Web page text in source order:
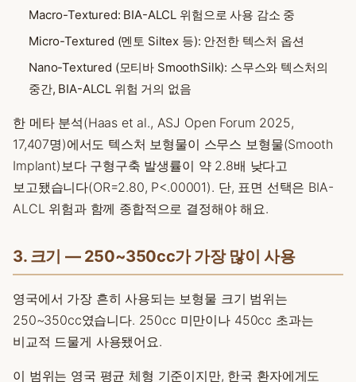
Macro-Textured: BIA-ALCL 위험으로 사용 감소 중
Micro-Textured (멘토 Siltex 등): 안전한 텍스처 옵션
Nano-Textured (모티바 SmoothSilk): 스무스와 텍스처의
중간, BIA-ALCL 위험 거의 없음
한 메타 분석(Haas et al., ASJ Open Forum 2025,
17,407명)에서도 텍스처 보형물이 스무스 보형물(Smooth
Implant)보다 구형구축 발생률이 약 2.8배 낮다고
보고됐습니다(OR=2.80, P<.00001). 단, 표면 선택은 BIA-
ALCL 위험과 함께 종합적으로 결정해야 해요.
3. 크기 — 250~350cc가 가장 많이 사용
영국에서 가장 흔히 사용되는 보형물 크기 범위는
250~350cc였습니다. 250cc 미만이나 450cc 초과는
비교적 드물게 사용됐어요.
이 범위는 영국 평균 체형 기준이지만, 한국 환자에게도